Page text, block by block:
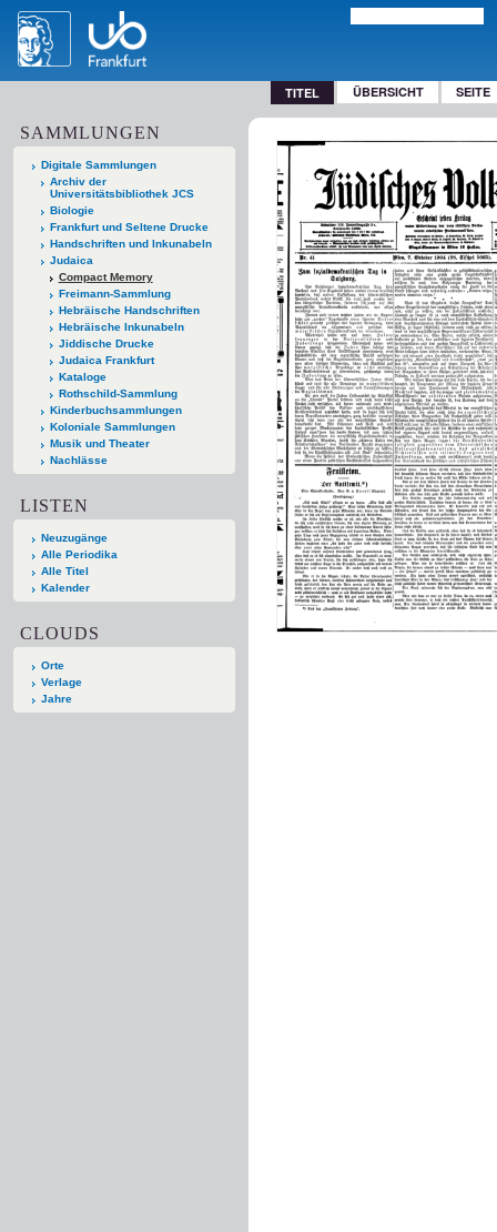
TITEL ÜBERSICHT SEITE
SAMMLUNGEN
Digitale Sammlungen
Archiv der
Universitätsbibliothek JCS
Biologie
Frankfurt und Seltene Drucke
Handschriften und Inkunabeln
Judaica
Compact Memory
Freimann-Sammlung
Hebräische Handschriften
Hebräische Inkunabeln
Jiddische Drucke
Judaica Frankfurt
Kataloge
Rothschild-Sammlung
Kinderbuchsammlungen
Koloniale Sammlungen
Musik und Theater
Nachlässe
LISTEN
Neuzugänge
Alle Periodika
Alle Titel
Kalender
CLOUDS
Orte
Verlage
Jahre